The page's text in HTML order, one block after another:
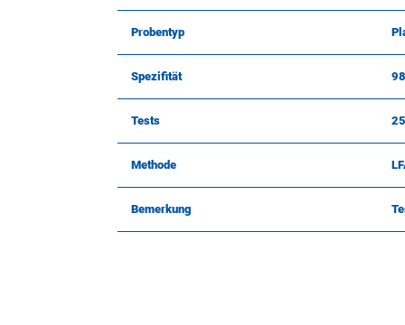
Probentyp
Spezifität
Tests 25
Methode
Bemerkung